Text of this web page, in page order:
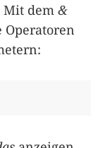
Mit dem &
Operatoren